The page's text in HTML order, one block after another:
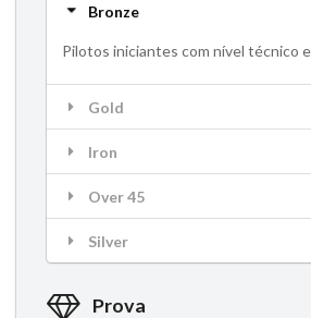
Bronze
Pilotos iniciantes com nível técnico
Gold
Iron
Over 45
Silver
Prova